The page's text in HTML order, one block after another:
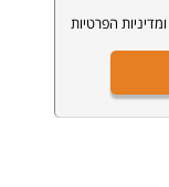
ומדיניות הפרטיות